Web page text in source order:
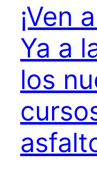
¡Ven
Ya a
los